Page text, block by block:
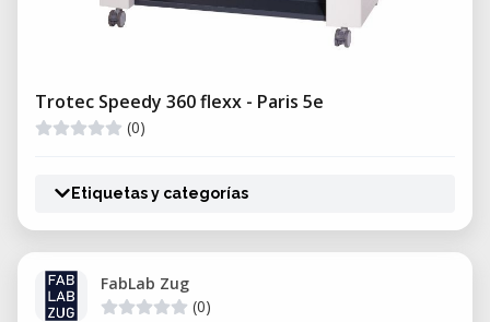
Trotec Speedy 360 flexx - Paris 5e
(0)
Etiquetas y categorías
FabLab Zug
(0)